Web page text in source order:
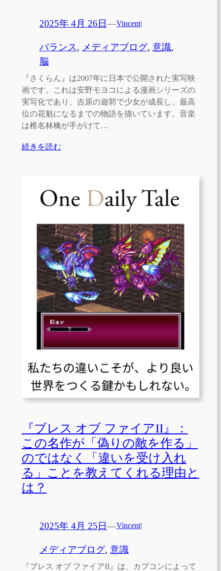
2025年 4月 26日—Vincent|
バランス, メディアブログ, 意識
脳
『さくらん』は2007年に日本で公開された実写映
画です。これは安野モヨコによる漫画シリーズの
実写化であり、吉原の遊郭で少女が成長し、最高
位の花魁になるまでの物語を描いています。音楽
は椎名林檎が手がけて…
続きを読む
『ブレス オブ ファイアII』：
この名作が「偽りの敵を作る」
のではなく「違いを受け入れ
る」ことを教えてくれる理由と
は？
2025年 4月 25日—Vincent|
メディアブログ, 意識
『ブレス オブ ファイアII』は、カプコンによって